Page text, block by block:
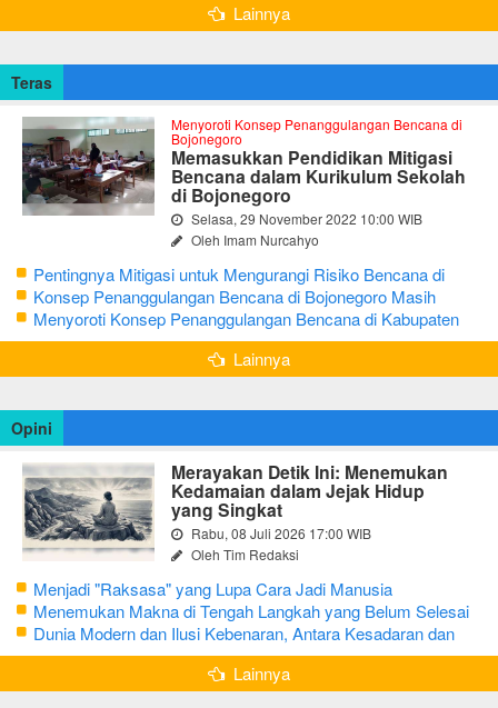
Lainnya
Teras
Menyoroti Konsep Penanggulangan Bencana di
Bojonegoro
Memasukkan Pendidikan Mitigasi
Bencana dalam Kurikulum Sekolah
di Bojonegoro
Selasa, 29 November 2022 10:00 WIB
Oleh Imam Nurcahyo
Pentingnya Mitigasi untuk Mengurangi Risiko Bencana di
Bojonegoro
Konsep Penanggulangan Bencana di Bojonegoro Masih
Mengutamakan Tanggap Darurat
Menyoroti Konsep Penanggulangan Bencana di Kabupaten
Bojonegoro
Lainnya
Opini
Merayakan Detik Ini: Menemukan
Kedamaian dalam Jejak Hidup
yang Singkat
Rabu, 08 Juli 2026 17:00 WIB
Oleh Tim Redaksi
Menjadi "Raksasa" yang Lupa Cara Jadi Manusia
Menemukan Makna di Tengah Langkah yang Belum Selesai
Dunia Modern dan Ilusi Kebenaran, Antara Kesadaran dan
terjebak Tipu Daya
Lainnya